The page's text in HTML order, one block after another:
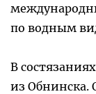
по водным
В
из Обнинска.